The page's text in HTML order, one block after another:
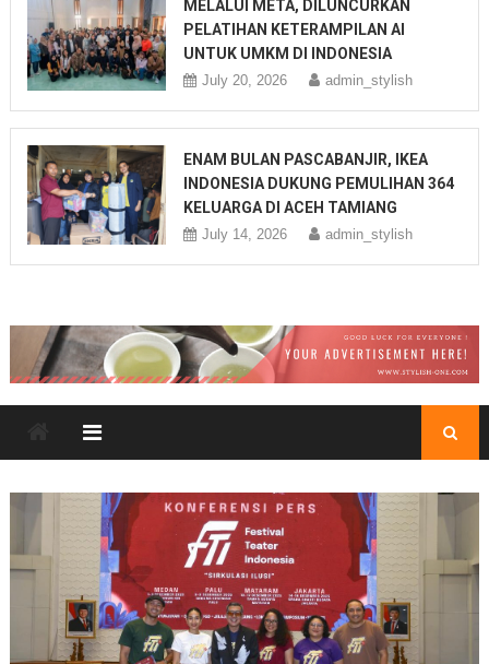
MELALUI META, DILUNCURKAN
PELATIHAN KETERAMPILAN AI
UNTUK UMKM DI INDONESIA
July 20, 2026 admin_stylish
ENAM BULAN PASCABANJIR, IKEA
INDONESIA DUKUNG PEMULIHAN 364
KELUARGA DI ACEH TAMIANG
July 14, 2026 admin_stylish